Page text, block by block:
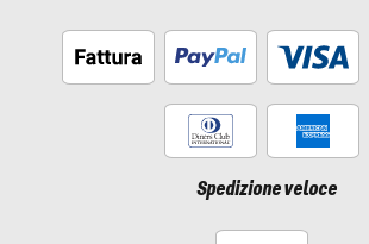
Spedizione veloce